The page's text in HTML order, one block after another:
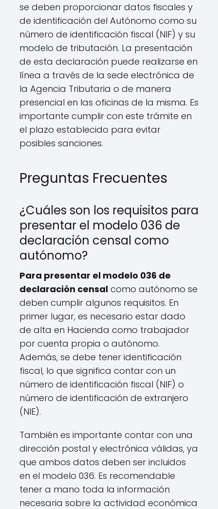
se deben proporcionar datos fiscales y
de identificación del Autónomo como su
número de identificación fiscal (NIF) y su
modelo de tributación. La presentación
de esta declaración puede realizarse en
línea a través de la sede electrónica de
la Agencia Tributaria o de manera
presencial en las oficinas de la misma. Es
importante cumplir con este trámite en
el plazo establecido para evitar
posibles sanciones.
Preguntas Frecuentes
¿Cuáles son los requisitos para
presentar el modelo 036 de
declaración censal como
autónomo?
Para presentar el modelo 036 de
declaración censal como autónomo se
deben cumplir algunos requisitos. En
primer lugar, es necesario estar dado
de alta en Hacienda como trabajador
por cuenta propia o autónomo.
Además, se debe tener identificación
fiscal, lo que significa contar con un
número de identificación fiscal (NIF) o
número de identificación de extranjero
(NIE).
También es importante contar con una
dirección postal y electrónica válidas, ya
que ambos datos deben ser incluidos
en el modelo 036. Es recomendable
tener a mano toda la información
necesaria sobre la actividad económica